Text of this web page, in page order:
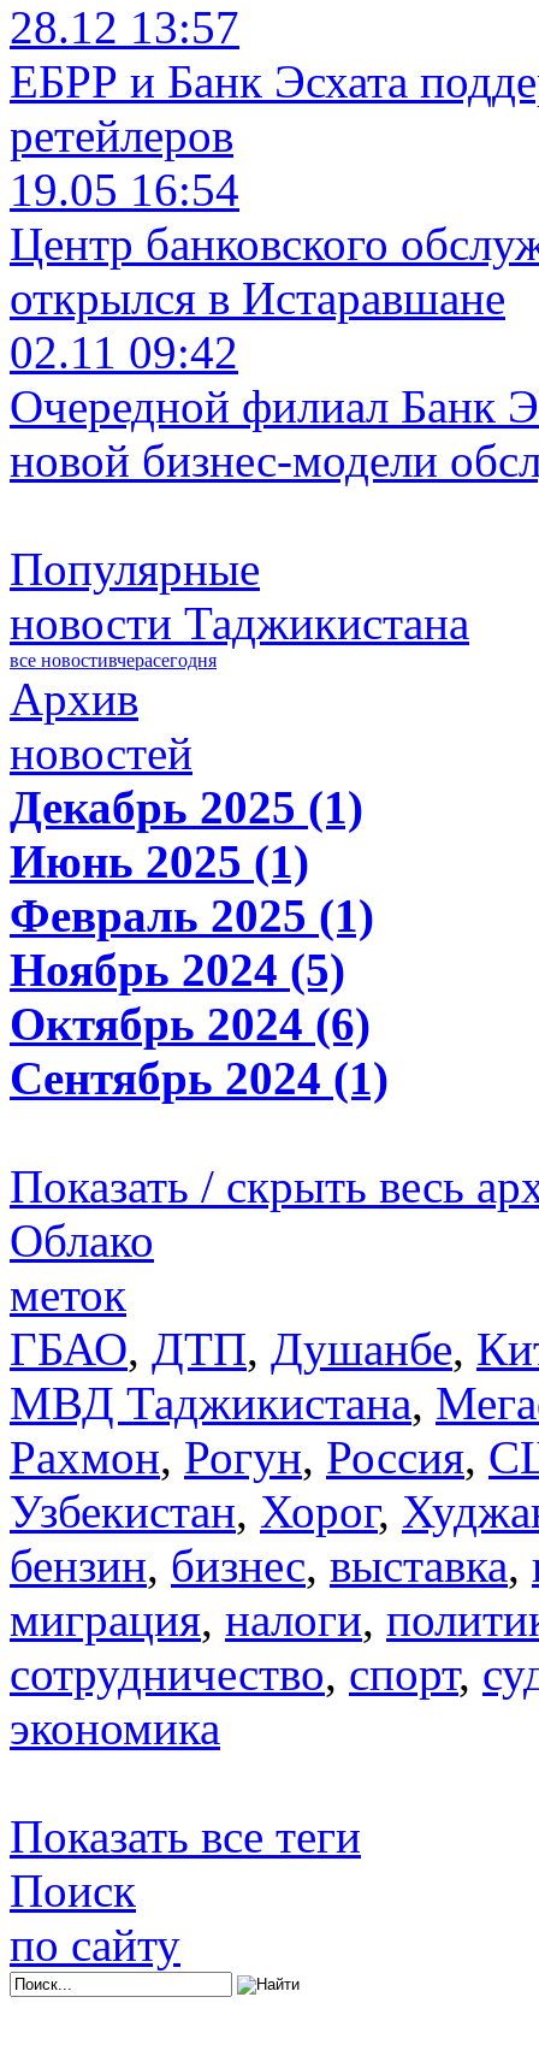
28.12 13:57
ЕБРР и Банк Эсхата
ретейлеров
19.05 16:54
Центр банковского
открылся в Истаравшане
02.11 09:42
Очередной филиал Банк
новой бизнес-модели
Популярные
новости Таджикистана
все новостивчерасегодня
Архив
новостей
Декабрь 2025 (1)
Июнь 2025 (1)
Февраль 2025 (1)
Ноябрь 2024 (5)
Октябрь 2024 (6)
Сентябрь 2024 (1)
Показать / скрыть весь
Облако
меток
ГБАО, ДТП, Душанбе,
МВД Таджикистана,
Рахмон, Рогун, Россия,
Узбекистан, Хорог,
бензин, бизнес, выставка,
миграция, налоги,
сотрудничество, спорт,
экономика
Показать все теги
Поиск
по сайту